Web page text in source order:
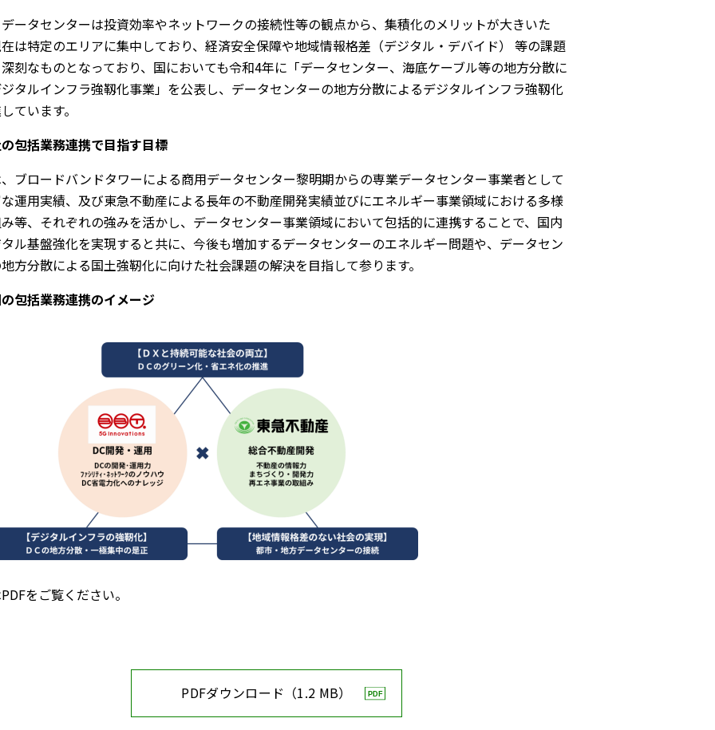
ータセンターは投資効率やネットワークの接続性等の観点から、集積化のメリットが大きいた
は特定のエリアに集中しており、経済安全保障や地域情報格差（デジタル・デバイド） 等の課題
刻なものとなっており、国においても令和4年に「データセンター、海底ケーブル等の地方分散に
タルインフラ強靱化事業」を公表し、データセンターの地方分散によるデジタルインフラ強靱化
ています。
包括業務連携で目指す目標
ブロードバンドタワーによる商用データセンター黎明期からの専業データセンター事業者として
運用実績、及び東急不動産による長年の不動産開発実績並びにエネルギー事業領域における多様
等、それぞれの強みを活かし、データセンター事業領域において包括的に連携することで、国内
ル基盤強化を実現すると共に、今後も増加するデータセンターのエネルギー問題や、データセン
方分散による国土強靭化に向けた社会課題の解決を目指して参ります。
包括業務連携のイメージ
をご覧ください。
PDFダウンロード（1.2 MB）